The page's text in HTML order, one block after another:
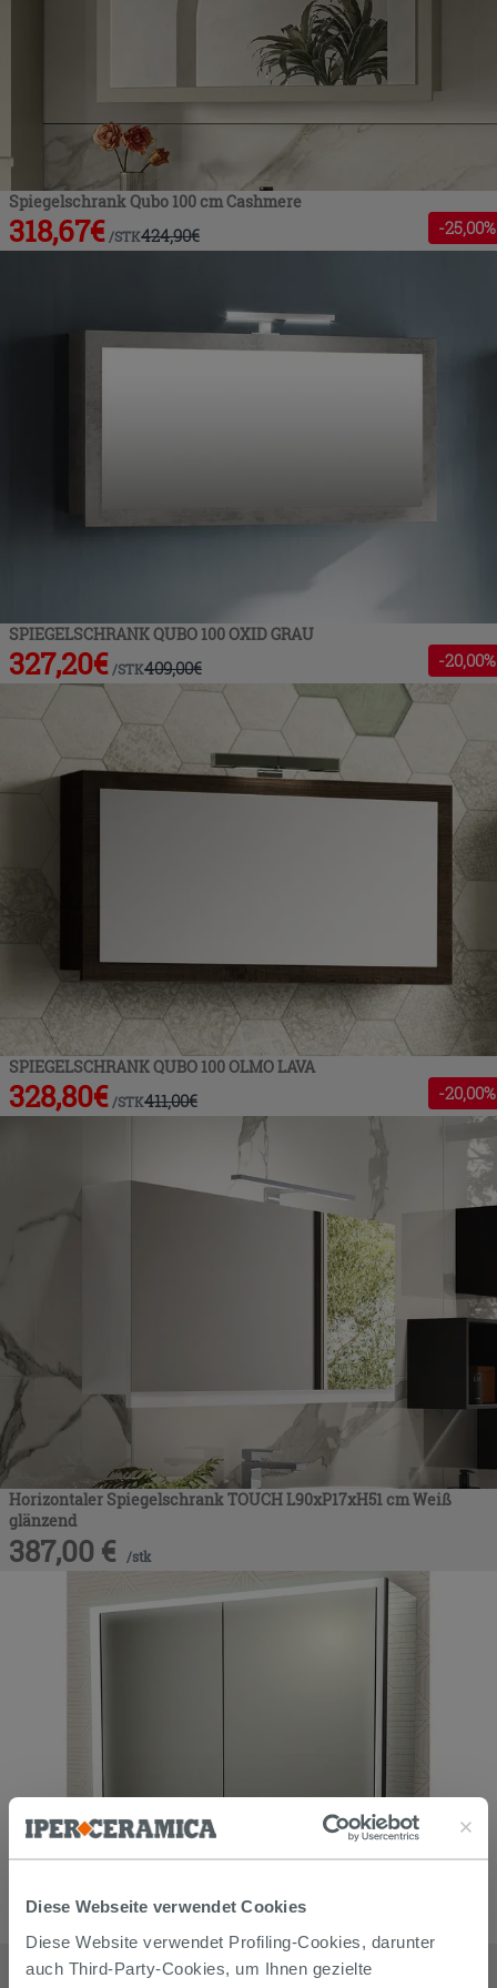
Diese Webseite verwendet Cookies
Diese Website verwendet Profiling-Cookies, darunter
auch Third-Party-Cookies, um Ihnen gezielte
Spiegelschrank Qubo 100 cm Cashmere
318,67€ /STK424,90€ -25,00%
SPIEGELSCHRANK QUBO 100 OXID GRAU
327,20€ /STK409,00€ -20,00%
SPIEGELSCHRANK QUBO 100 OLMO LAVA
328,80€ /STK411,00€ -20,00%
Horizontaler Spiegelschrank TOUCH L90xP17xH51 cm Weiß
glänzend
387,00 € /stk
LED-SPIEGELSCHRANK 90x70 cm ZWEITÜRIG